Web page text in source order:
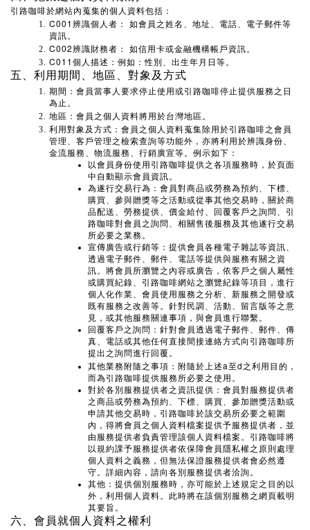
引路咖啡於網站內蒐集的個人資料包括：
C001 辨識個人者：
如會員之姓名、地址、電話、電子郵件等
資訊。
C002辨識財務者： 如信用卡或金融機構帳戶資訊。
C011 個人描述：例如：性別、出生年月日等。
五、利用期間、地區、對象及方式
期間：會員當事人要求停止使用或引路咖啡停止提供服務之日
為止。
地區：會員之個人資料將用於台灣地區。
利用對象及方式：會員之個人資料蒐集除用於引路咖啡之會員
管理、客戶管理之檢索查詢等功能外，亦將利用於辨識身份、
金流服務、物流服務、行銷廣宣等。例示如下：
以會員身份使用引路咖啡提供之各項服務時，於頁面
中自動顯示會員資訊。
為遂行交易行為：會員對商品或勞務為預約、下標、
購買、參與贈獎等之活動或從事其他交易時，關於商
品配送、勞務提供、價金給付、回覆客戶之詢問、引
路咖啡對會員之詢問、相關售後服務及其他遂行交易
所必要之業務。
宣傳廣告或行銷等：提供會員各種電子雜誌等資訊、
透過電子郵件、郵件、電話等提供與服務有關之資
訊。將會員所瀏覽之內容或廣告，依客戶之個人屬性
或購買紀錄、引路咖啡網站之瀏覽紀錄等項目，進行
個人化作業、會員使用服務之分析、新服務之開發或
既有服務之改善等。針對民調、活動、留言版等之意
見，或其他服務關連事項，與會員進行聯繫。
回覆客戶之詢問：針對會員透過電子郵件、郵件、傳
真、電話或其他任何直接間接連絡方式向引路咖啡所
提出之詢問進行回覆。
其他業務附隨之事項：附隨於上述a至d 之利用目的，
而為引路咖啡提供服務所必要之使用。
對於各別服務提供者之資訊提供：會員對服務提供者
之商品或勞務為預約、下標、購買、參加贈獎活動或
申請其他交易時，引路咖啡於該交易所必要之範圍
內，得將會員之個人資料檔案提供予服務提供者，並
由服務提供者負責管理該個人資料檔案。引路咖啡將
以規約課予服務提供者依保障會員隱私權之原則處理
個人資料之義務，但無法保證服務提供者會必然遵
守。詳細內容，請向各別服務提供者洽詢。
其他：提供個別服務時，亦可能於上述規定之目的以
外，利用個人資料。此時將在該個別服務之網頁載明
其要旨。
六、會員就個人資料之權利